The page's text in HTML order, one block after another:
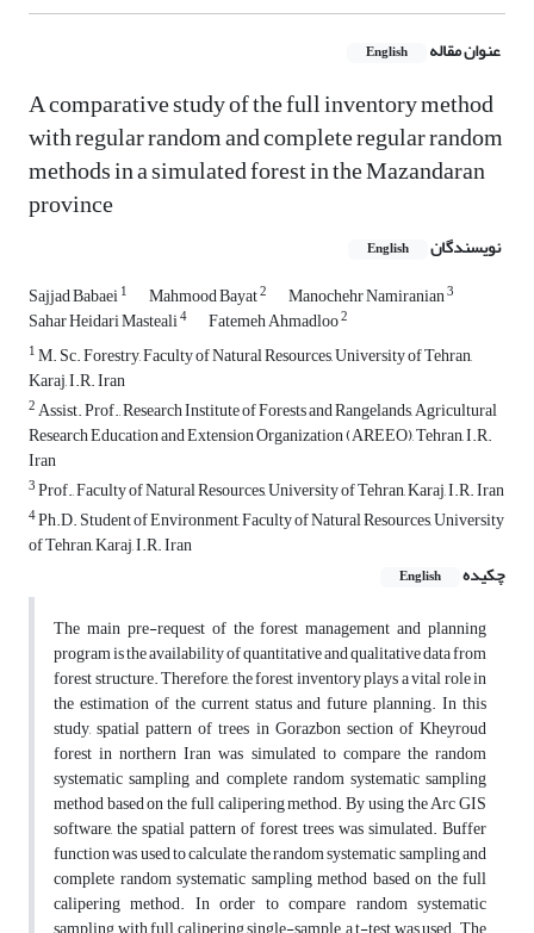
عنوان مقاله English
A comparative study of the full inventory method
with regular random and complete regular random
methods in a simulated forest in the Mazandaran
province
نویسندگان English
Sajjad Babaei1 Mahmood Bayat2 Manochehr Namiranian3
Sahar Heidari Masteali4 Fatemeh Ahmadloo2
1M. Sc. Forestry, Faculty of Natural Resources, University of Tehran,
Karaj, I.R. Iran
2Assist. Prof., Research Institute of Forests and Rangelands, Agricultural
Research Education and Extension Organization (AREEO), Tehran, I.R.
Iran
3Prof., Faculty of Natural Resources, University of Tehran, Karaj, I.R. Iran
4Ph.D. Student of Environment, Faculty of Natural Resources, University
of Tehran, Karaj, I.R. Iran
چکیده
English
The main pre-request of the forest management and planning
program is the availability of quantitative and qualitative data from
forest structure. Therefore, the forest inventory plays a vital role in
the estimation of the current status and future planning. In this
study, spatial pattern of trees in Gorazbon section of Kheyroud
forest in northern Iran was simulated to compare the random
systematic sampling and complete random systematic sampling
method based on the full calipering method. By using the Arc GIS
software, the spatial pattern of forest trees was simulated. Buffer
function was used to calculate the random systematic sampling and
complete random systematic sampling method based on the full
calipering method. In order to compare random systematic